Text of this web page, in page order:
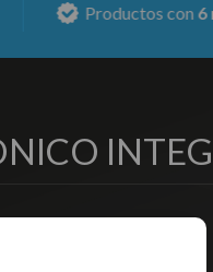
Productos con6